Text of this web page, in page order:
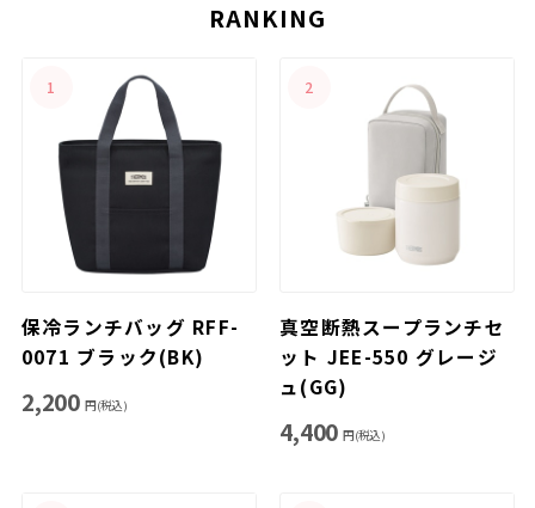
RANKING
1
保冷ランチバッグ RFF-
0071 ブラック(BK)
2,200 円(税込)
2
真空断熱スープランチセ
ット JEE-550 グレージ
ュ(GG)
4,400 円(税込)